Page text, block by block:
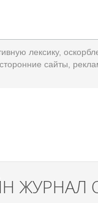
лексику,
сайты,
ЖУРНАЛ